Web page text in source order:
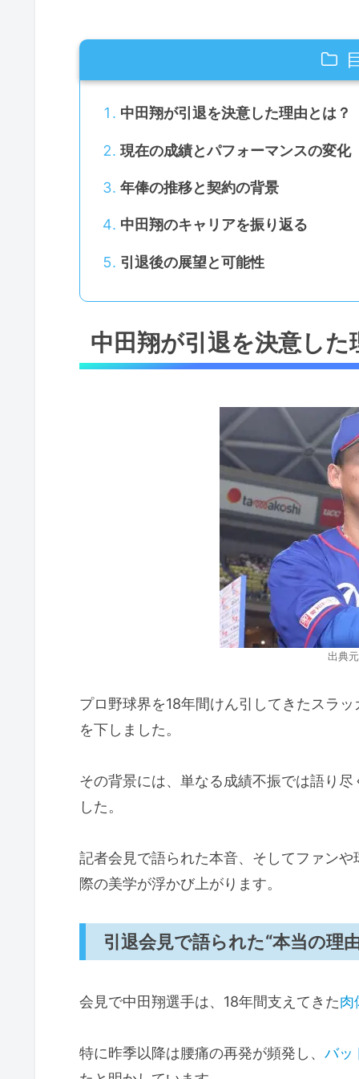
中田翔が引退を決意した理由とは？
現在の成績とパフォーマンスの変化
年俸の推移と契約の背景
中田翔のキャリアを振り返る
引退後の展望と可能性
中田翔が引退を決意した
出典
プロ野球界を18年間けん引してきたスラ
を下しました。
その背景には、単なる成績不振では語り尽
した。
記者会見で語られた本音、そしてファン
際の美学が浮かび上がります。
引退会見で語られた“本当の理
会見で中田翔選手は、18年間支えてきた肉
特に昨季以降は腰痛の再発が頻発し、 バッ